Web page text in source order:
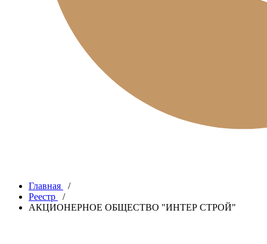
Главная
/
Реестр
/
АКЦИОНЕРНОЕ ОБЩЕСТВО "ИНТЕР СТРОЙ"